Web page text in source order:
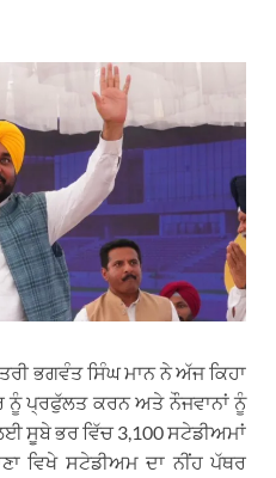
ਭਗਵੰਤ ਸਿੰਘ ਮਾਨ ਨੇ ਅੱਜ ਕਿਹਾ
ਨੂੰ ਪ੍ਰਫੁੱਲਤ ਕਰਨ ਅਤੇ ਨੌਜਵਾਨਾਂ ਨੂੰ
ਸੂਬੇ ਭਰ ਵਿੱਚ 3,100 ਸਟੇਡੀਅਮਾਂ
ਵਿਖੇ ਸਟੇਡੀਅਮ ਦਾ ਨੀਂਹ ਪੱਥਰ